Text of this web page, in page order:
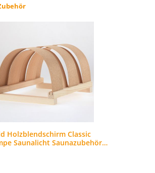
Holzblendschirm Classic
Saunalicht Saunazubehör